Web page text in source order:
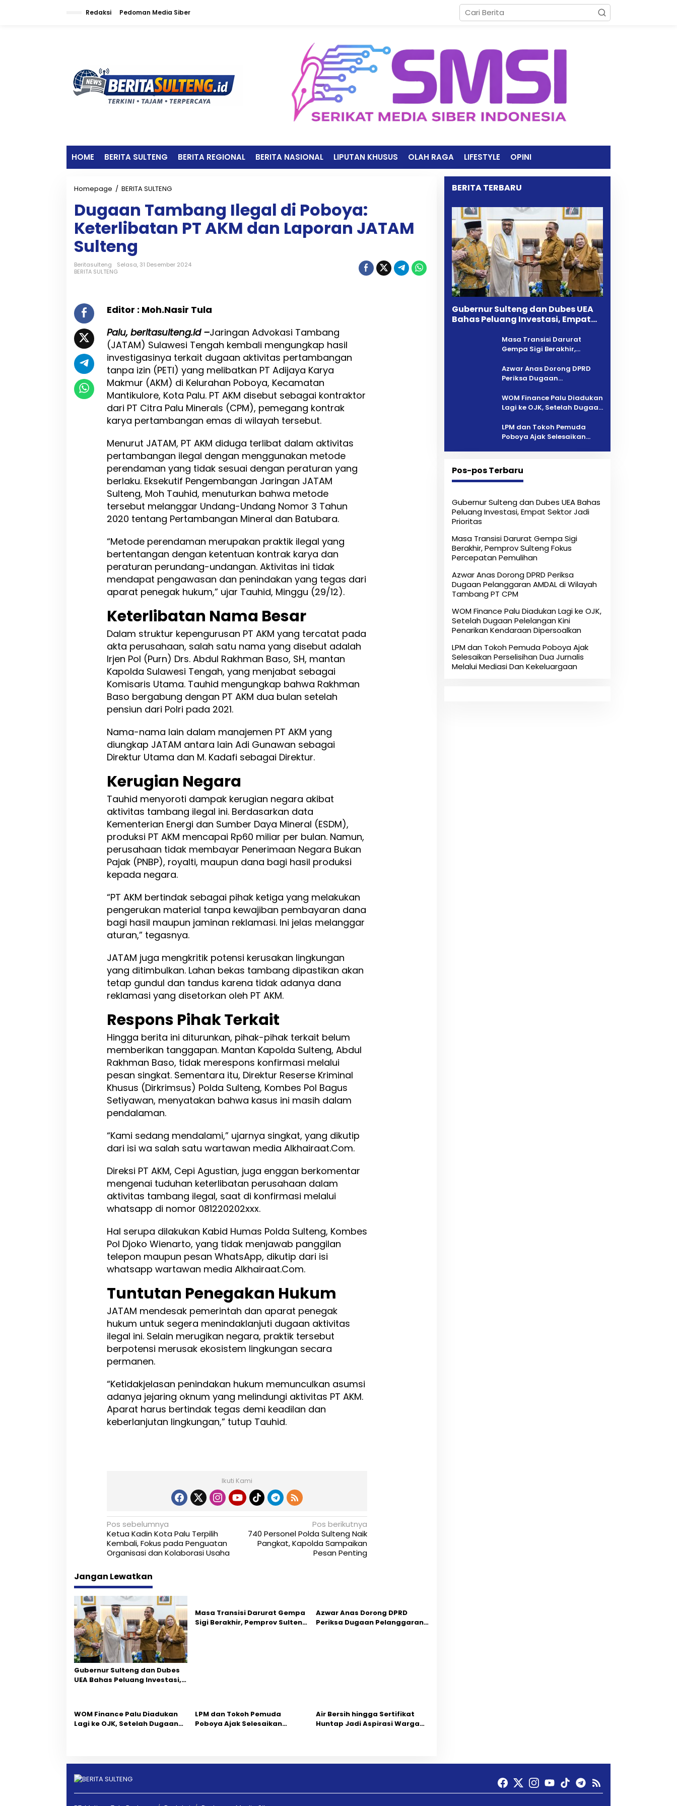
Redaksi Pedoman Media Siber
HOME BERITA SULTENG BERITA REGIONAL BERITA NASIONAL LIPUTAN KHUSUS OLAH RAGA LIFESTYLE OPINI
Homepage / BERITA SULTENG
g
a
a
n
m
I
e
g
a
d
P
o
b
o
a
:
K
e
e
r
l
i
b
t
a
P
T
A
d
L
a
p
o
r
a
n
J
T
A
M
S
l
e
n
g
Dugaan Tambang Ilegal di Poboya:
Keterlibatan PT AKM dan Laporan JATAM
Sulteng
Beritasulteng
Selasa, 31 Desember 2024
BERITA SULTENG
Editor : Moh.Nasir Tula
Palu, beritasulteng.id –Jaringan Advokasi Tambang
(JATAM) Sulawesi Tengah kembali mengungkap hasil
investigasinya terkait dugaan aktivitas pertambangan
tanpa izin (PETI) yang melibatkan PT Adijaya Karya
Makmur (AKM) di Kelurahan Poboya, Kecamatan
Mantikulore, Kota Palu. PT AKM disebut sebagai kontraktor
dari PT Citra Palu Minerals (CPM), pemegang kontrak
karya pertambangan emas di wilayah tersebut.
Menurut JATAM, PT AKM diduga terlibat dalam aktivitas
pertambangan ilegal dengan menggunakan metode
perendaman yang tidak sesuai dengan peraturan yang
berlaku. Eksekutif Pengembangan Jaringan JATAM
Sulteng, Moh Tauhid, menuturkan bahwa metode
tersebut melanggar Undang-Undang Nomor 3 Tahun
2020 tentang Pertambangan Mineral dan Batubara.
“Metode perendaman merupakan praktik ilegal yang
bertentangan dengan ketentuan kontrak karya dan
peraturan perundang-undangan. Aktivitas ini tidak
mendapat pengawasan dan penindakan yang tegas dari
aparat penegak hukum,” ujar Tauhid, Minggu (29/12).
Keterlibatan Nama Besar
Dalam struktur kepengurusan PT AKM yang tercatat pada
akta perusahaan, salah satu nama yang disebut adalah
Irjen Pol (Purn) Drs. Abdul Rakhman Baso, SH, mantan
Kapolda Sulawesi Tengah, yang menjabat sebagai
Komisaris Utama. Tauhid mengungkap bahwa Rakhman
Baso bergabung dengan PT AKM dua bulan setelah
pensiun dari Polri pada 2021.
Nama-nama lain dalam manajemen PT AKM yang
diungkap JATAM antara lain Adi Gunawan sebagai
Direktur Utama dan M. Kadafi sebagai Direktur.
Kerugian Negara
Tauhid menyoroti dampak kerugian negara akibat
aktivitas tambang ilegal ini. Berdasarkan data
Kementerian Energi dan Sumber Daya Mineral (ESDM),
produksi PT AKM mencapai Rp60 miliar per bulan. Namun,
perusahaan tidak membayar Penerimaan Negara Bukan
Pajak (PNBP), royalti, maupun dana bagi hasil produksi
kepada negara.
“PT AKM bertindak sebagai pihak ketiga yang melakukan
pengerukan material tanpa kewajiban pembayaran dana
bagi hasil maupun jaminan reklamasi. Ini jelas melanggar
aturan,” tegasnya.
JATAM juga mengkritik potensi kerusakan lingkungan
yang ditimbulkan. Lahan bekas tambang dipastikan akan
tetap gundul dan tandus karena tidak adanya dana
reklamasi yang disetorkan oleh PT AKM.
Respons Pihak Terkait
Hingga berita ini diturunkan, pihak-pihak terkait belum
memberikan tanggapan. Mantan Kapolda Sulteng, Abdul
Rakhman Baso, tidak merespons konfirmasi melalui
pesan singkat. Sementara itu, Direktur Reserse Kriminal
Khusus (Dirkrimsus) Polda Sulteng, Kombes Pol Bagus
Setiyawan, menyatakan bahwa kasus ini masih dalam
pendalaman.
“Kami sedang mendalami,” ujarnya singkat, yang dikutip
dari isi wa salah satu wartawan media Alkhairaat.Com.
Direksi PT AKM, Cepi Agustian, juga enggan berkomentar
mengenai tuduhan keterlibatan perusahaan dalam
aktivitas tambang ilegal, saat di konfirmasi melalui
whatsapp di nomor 081220202xxx.
Hal serupa dilakukan Kabid Humas Polda Sulteng, Kombes
Pol Djoko Wienarto, yang tidak menjawab panggilan
telepon maupun pesan WhatsApp, dikutip dari isi
whatsapp wartawan media Alkhairaat.Com.
Tuntutan Penegakan Hukum
JATAM mendesak pemerintah dan aparat penegak
hukum untuk segera menindaklanjuti dugaan aktivitas
ilegal ini. Selain merugikan negara, praktik tersebut
berpotensi merusak ekosistem lingkungan secara
permanen.
“Ketidakjelasan penindakan hukum memunculkan asumsi
adanya jejaring oknum yang melindungi aktivitas PT AKM.
Aparat harus bertindak tegas demi keadilan dan
keberlanjutan lingkungan,” tutup Tauhid.
Ikuti Kami
N
a
v
i
g
a
s
i
p
o
Pos sebelumnya
Ketua Kadin Kota Palu Terpilih
Kembali, Fokus pada Penguatan
Organisasi dan Kolaborasi Usaha
Pos berikutnya
740 Personel Polda Sulteng Naik
Pangkat, Kapolda Sampaikan
Pesan Penting
Jangan Lewatkan
Gubernur Sulteng dan Dubes
UEA Bahas Peluang Investasi,
Masa Transisi Darurat Gempa
Sigi Berakhir, Pemprov Sulteng
Azwar Anas Dorong DPRD
Periksa Dugaan Pelanggaran
‎WOM Finance Palu Diadukan
Lagi ke OJK, Setelah Dugaan
LPM dan Tokoh Pemuda
Poboya Ajak Selesaikan
Air Bersih hingga Sertifikat
Huntap Jadi Aspirasi Warga
BERITA TERBARU
Gubernur Sulteng dan Dubes UEA
Bahas Peluang Investasi, Empat
Masa Transisi Darurat
Gempa Sigi Berakhir,
Percepatan Pemulihan
Azwar Anas Dorong DPRD
Periksa Dugaan
Wilayah Tambang PT CPM
‎WOM Finance Palu Diadukan
Lagi ke OJK, Setelah Dugaan
Kendaraan Dipersoalkan ‎
LPM dan Tokoh Pemuda
Poboya Ajak Selesaikan
Kekeluargaan
Pos-pos Terbaru
Gubernur Sulteng dan Dubes UEA Bahas
Peluang Investasi, Empat Sektor Jadi
Prioritas
Masa Transisi Darurat Gempa Sigi
Berakhir, Pemprov Sulteng Fokus
Percepatan Pemulihan
Azwar Anas Dorong DPRD Periksa
Dugaan Pelanggaran AMDAL di Wilayah
Tambang PT CPM
‎WOM Finance Palu Diadukan Lagi ke OJK,
Setelah Dugaan Pelelangan Kini
Penarikan Kendaraan Dipersoalkan ‎
LPM dan Tokoh Pemuda Poboya Ajak
Selesaikan Perselisihan Dua Jurnalis
Melalui Mediasi Dan Kekeluargaan